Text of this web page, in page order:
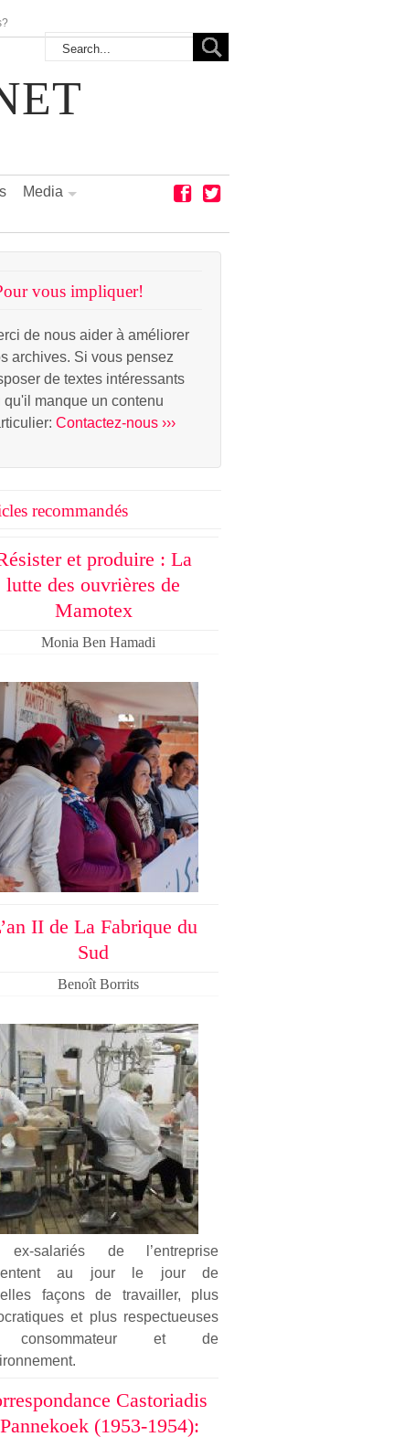
Media
vous impliquer!
de nous aider à améliorer
archives. Si vous pensez
de textes intéressants
qu'il manque un contenu
Contactez-nous ›››
recommandés
et produire : La
lutte des ouvrières de
Mamotex
Monia Ben Hamadi
II de La Fabrique du
Sud
Benoît Borrits
ex-salariés de l’entreprise
au jour le jour de
façons de travailler, plus
et plus respectueuses
et de
Castoriadis
(1953-1954):